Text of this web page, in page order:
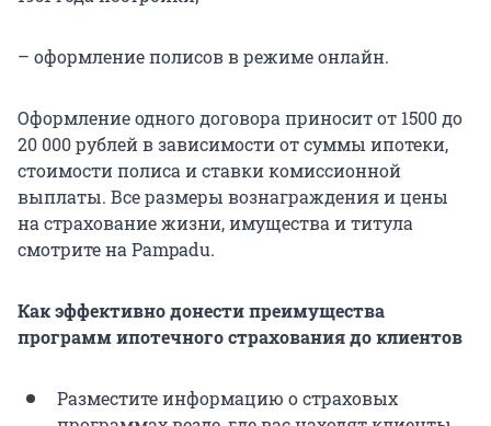
– оформление полисов в режиме онлайн.
Оформление одного договора приносит от 1500 до
20 000 рублей в зависимости от суммы ипотеки,
стоимости полиса и ставки комиссионной
выплаты. Все размеры вознаграждения и цены
на страхование жизни, имущества и титула
смотрите на Pampadu.
Как эффективно донести преимущества
программ ипотечного страхования до клиентов
Разместите информацию о страховых